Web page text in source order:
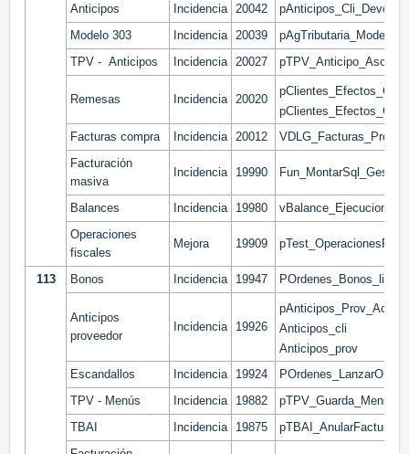
Anticipos
Incidencia 20042
pAnticipos_Cli_Devolver
Modelo 303
Incidencia 20039
TPV - Anticipos
Incidencia 20027 pTPV_Anticipo_Asociar
Remesas Incidencia 20020
Facturas compra
Incidencia 20012
Facturación
masiva
Incidencia 19990
Balances Incidencia 19980
Operaciones
fiscales
Mejora 19909
113 Bonos Incidencia 19947
Anticipos
proveedor
Incidencia 19926
Anticipos_cli
Anticipos_prov
Escandallos
Incidencia 19924
POrdenes_LanzarOrden
TPV - Menús
Incidencia 19882
TBAI
Incidencia 19875
pTBAI_AnularFactura